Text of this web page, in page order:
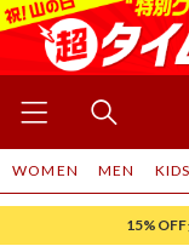
WOMEN MEN KIDS
15%OFF